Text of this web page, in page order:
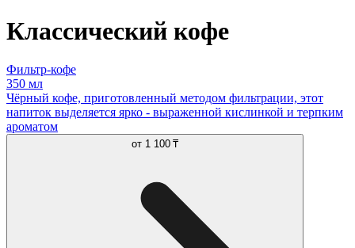
Классический кофе
Фильтр-кофе
350 мл
Чёрный кофе, приготовленный методом фильтрации, этот
напиток выделяется ярко - выраженной кислинкой и терпким
ароматом
от 1 100 ₸